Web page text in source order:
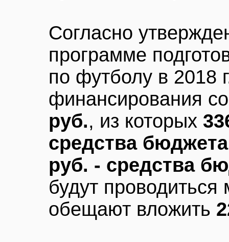
Согласно
программе
по футболу в 2018
финансирования
руб., из которых
средства
руб. - средства
будут
обещают вложить